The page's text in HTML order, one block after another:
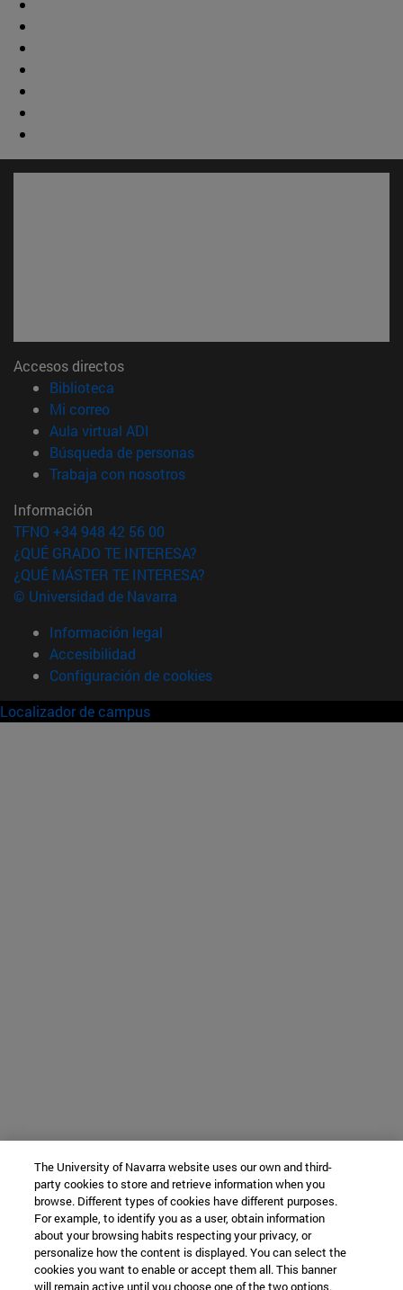
Accesos directos
Biblioteca
Mi correo(abre en nueva ventana)
Aula virtual ADI
Búsqueda de personas(abre en nueva ventana)
Trabaja con nosotros(abre en nueva ventana)
Información
TFNO +34 948 42 56 00
¿QUÉ GRADO TE INTERESA?
¿QUÉ MÁSTER TE INTERESA?
© Universidad de Navarra
Información legal
Accesibilidad
Configuración de cookies
Localizador de campus
The University of Navarra website uses our own and third-
party cookies to store and retrieve information when you
browse. Different types of cookies have different purposes.
For example, to identify you as a user, obtain information
about your browsing habits respecting your privacy, or
personalize how the content is displayed. You can select the
cookies you want to enable or accept them all. This banner
will remain active until you choose one of the two options.